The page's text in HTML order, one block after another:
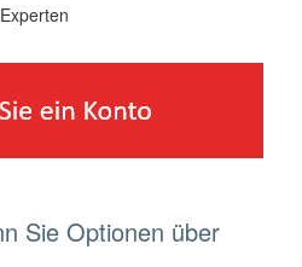
Sie Optionen über